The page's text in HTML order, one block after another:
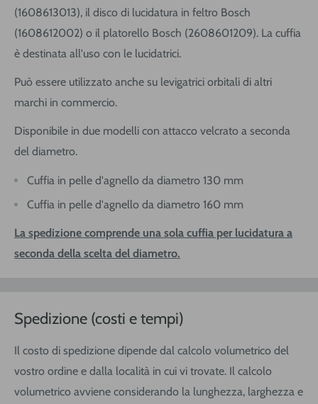
(1608613013), il disco di lucidatura in feltro Bosch
(1608612002) o il platorello Bosch (2608601209). La cuffia
è destinata all'uso con le lucidatrici.
Può essere utilizzato anche su levigatrici orbitali di altri
marchi in commercio.
Disponibile in due modelli con attacco velcrato a seconda
del diametro.
Cuffia in pelle d'agnello da diametro 130 mm
Cuffia in pelle d'agnello da diametro 160 mm
La spedizione comprende una sola cuffia per lucidatura a
seconda della scelta del diametro.
Spedizione (costi e tempi)
Il costo di spedizione dipende dal calcolo volumetrico del
vostro ordine e dalla località in cui vi trovate. Il calcolo
volumetrico avviene considerando la lunghezza, larghezza e